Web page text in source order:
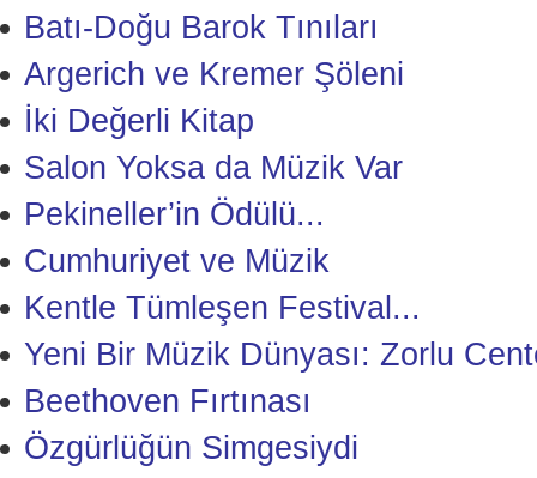
Batı-Doğu Barok Tınıları
Argerich ve Kremer Şöleni
İki Değerli Kitap
Salon Yoksa da Müzik Var
Pekineller’in Ödülü...
Cumhuriyet ve Müzik
Kentle Tümleşen Festival...
Yeni Bir Müzik Dünyası: Zorlu
Beethoven Fırtınası
Özgürlüğün Simgesiydi